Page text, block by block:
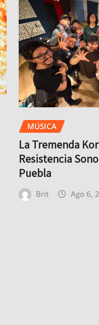
MÚSICA
La Tremenda
Resistencia
Puebla
Brit Ago 6,